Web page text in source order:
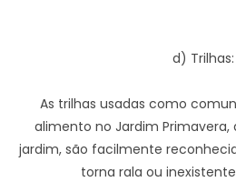
d) Trilhas:
As trilhas usadas como
alimento no Jardim
jardim, são facilmente
torna rala ou